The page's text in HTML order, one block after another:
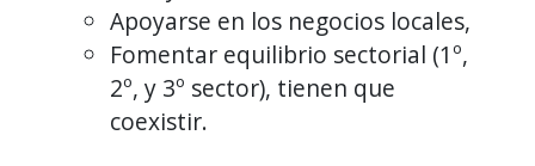
Apoyarse en los negocios locales,
Fomentar equilibrio sectorial (1º,
2º, y 3º sector), tienen que
coexistir.